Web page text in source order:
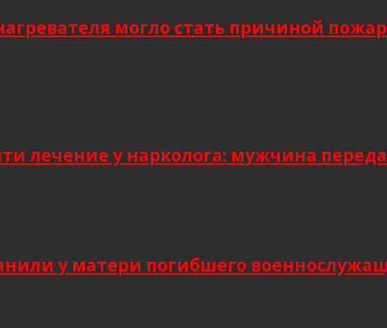
могло стать причиной
лечение у нарколога: мужчина
у матери погибшего